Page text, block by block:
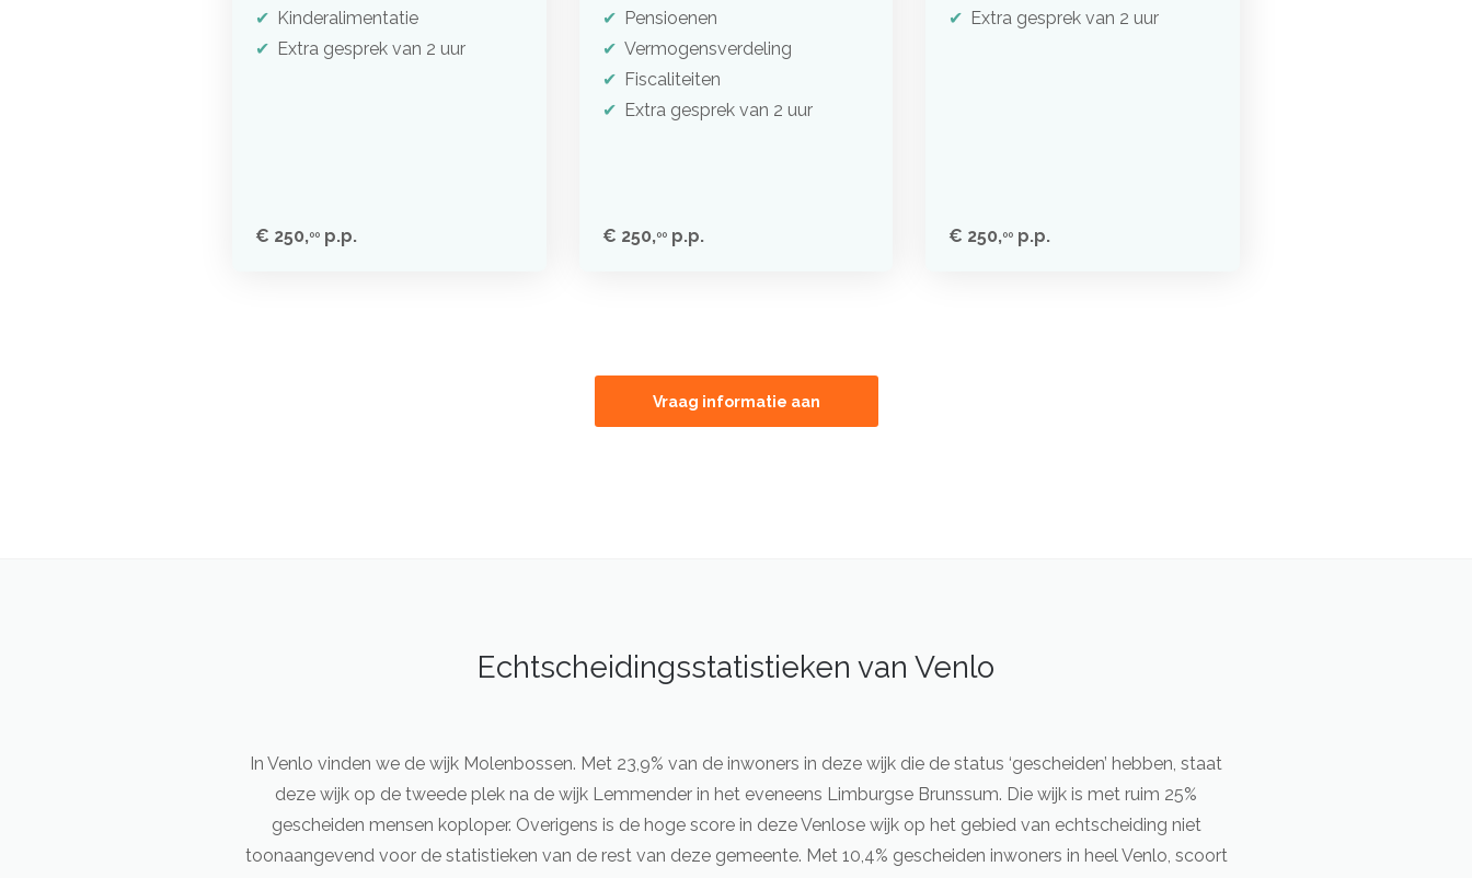
Kinderalimentatie
Extra gesprek van 2 uur
€ 250,00 p.p.
Pensioenen
Vermogensverdeling
Fiscaliteiten
Extra gesprek van 2 uur
€ 250,00p.p.
Extra gesprek van 2 uur
€ 250,00 p.p.
Vraag informatie aan
Echtscheidingsstatistieken van Venlo
In Venlo vinden we de wijk Molenbossen. Met 23,9% van de inwoners in deze wijk die de status ‘gescheiden’ hebben, staat
deze wijk op de tweede plek na de wijk Lemmender in het eveneens Limburgse Brunssum. Die wijk is met ruim 25%
gescheiden mensen koploper. Overigens is de hoge score in deze Venlose wijk op het gebied van echtscheiding niet
toonaangevend voor de statistieken van de rest van deze gemeente. Met 10,4% gescheiden inwoners in heel Venlo, scoort